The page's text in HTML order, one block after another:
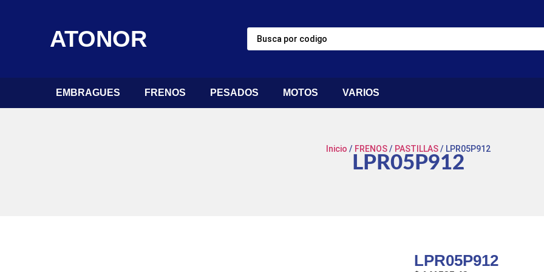
ATONOR
EMBRAGUES FRENOS PESADOS MOTOS VARIOS
Inicio / FRENOS/ PASTILLAS/ LPR05P912
LPR05P912
LPR05P912